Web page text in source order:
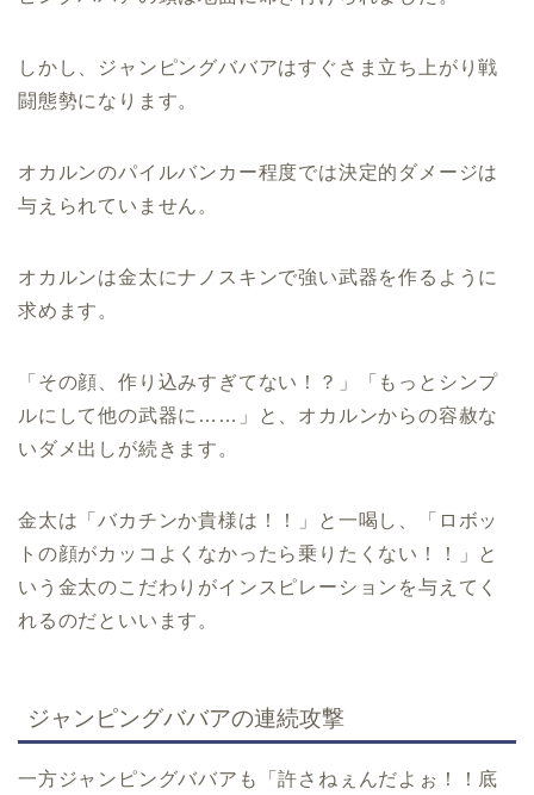
しかし、ジャンピングババアはすぐさま立ち上がり戦
闘態勢になります。
オカルンのパイルバンカー程度では決定的ダメージは
与えられていません。
オカルンは金太にナノスキンで強い武器を作るように
求めます。
「その顔、作り込みすぎてない！？」「もっとシンプ
ルにして他の武器に……」と、オカルンからの容赦な
いダメ出しが続きます。
金太は「バカチンか貴様は！！」と一喝し、「ロボッ
トの顔がカッコよくなかったら乗りたくない！！」と
いう金太のこだわりがインスピレーションを与えてく
れるのだといいます。
ジャンピングババアの連続攻撃
一方ジャンピングババアも「許さねぇんだよぉ！！底